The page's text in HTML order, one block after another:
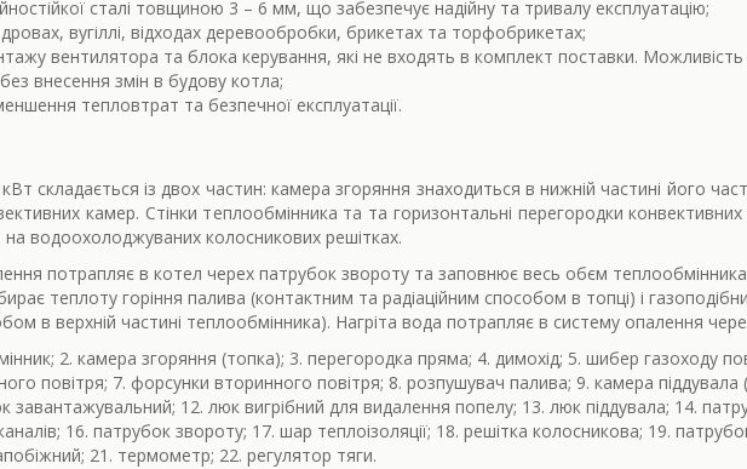
сталі товщиною 3 – 6 мм, що забезпечує надійну та тривалу експлуатацію;
вугіллі, відходах деревообробки, брикетах та торфобрикетах;
вентилятора та блока керування, які не входять в комплект поставки.
внесення змін в будову котла;
тепловтрат та безпечної експлуатації.
складається із двох частин: камера згоряння знаходиться в нижній частині його
камер. Стінки теплообмінника та та горизонтальні перегородки
водоохолоджуваних колосникових решітках.
потрапляє в котел черех патрубок звороту та заповнює весь обєм
теплоту горіння палива (контактним та радіаційним способом в топці) і
в верхній частині теплообмінника). Нагріта вода потрапляє в систему опалення
2. камера згоряння (топка); 3. перегородка пряма; 4. димохід; 5. шибер газоходу
повітря; 7. форсунки вторинного повітря; 8. розпушувач палива; 9. камера піддувала
завантажувальний; 12. люк вигрібний для видалення попелу; 13. люк піддувала; 14.
16. патрубок звороту; 17. шар теплоізоляції; 18. решітка колосникова; 19.
21. термометр; 22. регулятор тяги.